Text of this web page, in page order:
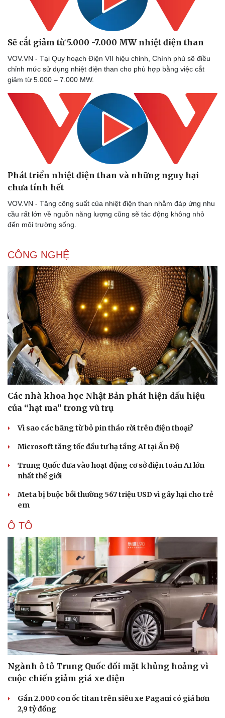
Doanh nghiệp
Thông tin doanh nghiệp
Doanh nghiệp 24h
Doanh nhân
Vì cộng đồng
Công nghệ
Sành điệu
Tin Công nghệ
Trải nghiệm
Chuyển đổi số
Sức khỏe
Cây thuốc
Sản phụ khoa
Đời sống
Blog
Sẽ cắt giảm từ 5.000 -7.000 MW nhiệt điện than
VOV.VN - Tại Quy hoạch Điện VII hiệu chỉnh, Chính phủ sẽ điều
chỉnh mức sử dụng nhiệt điện than cho phù hợp bằng việc cắt
giảm từ 5.000 – 7.000 MW.
Phát triển nhiệt điện than và những nguy hại
chưa tính hết
VOV.VN - Tăng công suất của nhiệt điện than nhằm đáp ứng nhu
cầu rất lớn về nguồn năng lượng cũng sẽ tác động không nhỏ
đến môi trường sống.
CÔNG NGHỆ
Các nhà khoa học Nhật Bản phát hiện dấu hiệu
của “hạt ma” trong vũ trụ
Vì sao các hãng từ bỏ pin tháo rời trên điện thoại?
Microsoft tăng tốc đầu tư hạ tầng AI tại Ấn Độ
Trung Quốc đưa vào hoạt động cơ sở điện toán AI lớn
nhất thế giới
Meta bị buộc bồi thường 567 triệu USD vì gây hại cho trẻ
em
Ô TÔ
Ngành ô tô Trung Quốc đối mặt khủng hoảng vì
cuộc chiến giảm giá xe điện
Gần 2.000 con ốc titan trên siêu xe Pagani có giá hơn
2,9 tỷ đồng